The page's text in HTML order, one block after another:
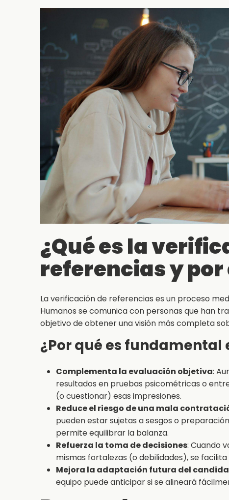
¿Qué es la
referencias y
La verificación de referencias es un proceso
Humanos se comunica con personas que han
objetivo de obtener una visión más completa
¿Por qué es fundamental
Complementa la evaluación objetiva:
resultados en pruebas psicométricas o
(o cuestionar) esas impresiones.
Reduce el riesgo de una mala
pueden estar sujetas a sesgos o
permite equilibrar la balanza.
Refuerza la toma de decisiones: Cuando
mismas fortalezas (o debilidades), se
Mejora la adaptación futura del
equipo puede anticipar si se alineará